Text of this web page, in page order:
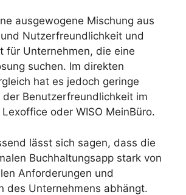
ausgewogene Mischung aus
Nutzerfreundlichkeit und
für Unternehmen, die eine
suchen. Im direkten
hat es jedoch geringe
der Benutzerfreundlichkeit im
oder WISO MeinBüro.
lässt sich sagen, dass die
Buchhaltungsapp stark von
Anforderungen und
des Unternehmens abhängt.